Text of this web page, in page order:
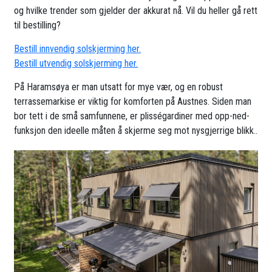
og hvilke trender som gjelder der akkurat nå. Vil du heller gå rett
til bestilling?
Bestill innvendig solskjerming her.
Bestill utvendig solskjerming her.
På Haramsøya er man utsatt for mye vær, og en robust
terrassemarkise er viktig for komforten på Austnes. Siden man
bor tett i de små samfunnene, er plisségardiner med opp-ned-
funksjon den ideelle måten å skjerme seg mot nysgjerrige blikk..